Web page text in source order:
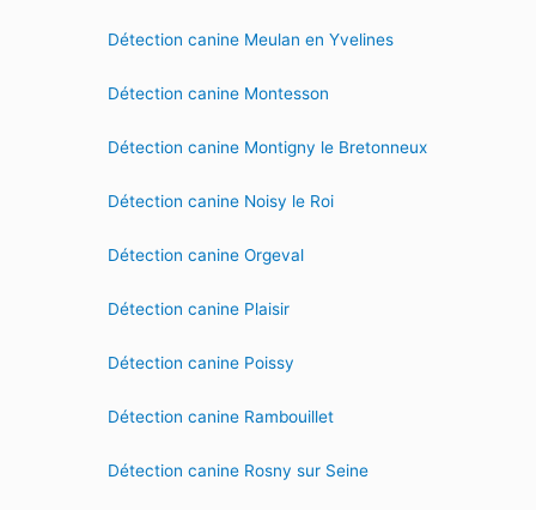
Détection canine Meulan en Yvelines
Détection canine Montesson
Détection canine Montigny le Bretonneux
Détection canine Noisy le Roi
Détection canine Orgeval
Détection canine Plaisir
Détection canine Poissy
Détection canine Rambouillet
Détection canine Rosny sur Seine